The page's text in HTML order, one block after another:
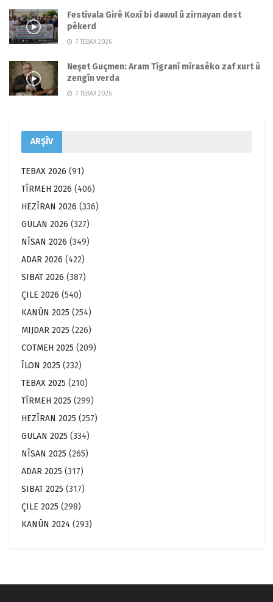
Festîvala Girê Koxî bi dawul û zirnayan dest
pêkerd
7 TEBAX 2026
Neşet Guçmen: Aram Tîgranî mîrasêko zaf xurt û
zengîn verda
7 TEBAX 2026
ARŞÎV
TEBAX 2026 (91)
TÎRMEH 2026 (406)
HEZÎRAN 2026 (336)
GULAN 2026 (327)
NÎSAN 2026 (349)
ADAR 2026 (422)
SIBAT 2026 (387)
ÇILE 2026 (540)
KANÛN 2025 (254)
MIJDAR 2025 (226)
COTMEH 2025 (209)
ÎLON 2025 (232)
TEBAX 2025 (210)
TÎRMEH 2025 (299)
HEZÎRAN 2025 (257)
GULAN 2025 (334)
NÎSAN 2025 (265)
ADAR 2025 (317)
SIBAT 2025 (317)
ÇILE 2025 (298)
KANÛN 2024 (293)